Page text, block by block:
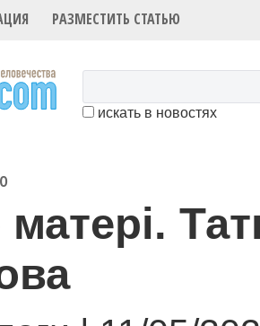
РАЗМЕСТИТЬ СТАТЬЮ
искать в новостях